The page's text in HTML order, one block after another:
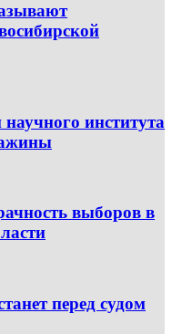
института
выборов в
перед судом